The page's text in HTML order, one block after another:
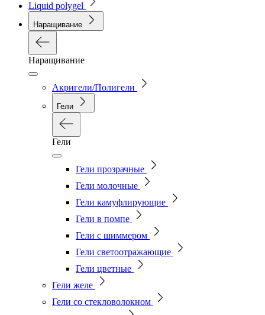
Liquid polygel
Наращивание
Наращивание
Акригели/Полигели
Гели
Гели
Гели прозрачные
Гели молочные
Гели камуфлирующие
Гели в помпе
Гели с шиммером
Гели светоотражающие
Гели цветные
Гели желе
Гели со стекловолокном